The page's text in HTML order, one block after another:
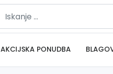
AKCIJSKA PONUDBA